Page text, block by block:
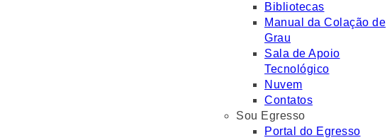
Bibliotecas
Manual da Colação de
Grau
Sala de Apoio
Tecnológico
Nuvem
Contatos
Sou Egresso
Portal do Egresso